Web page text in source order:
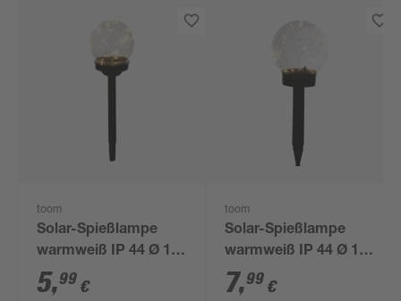
toom
Solar-Spießlampe
warmweiß IP 44 Ø 10
x 39 cm
5,99 €
toom
Solar-Spießlampe
warmweiß IP 44 Ø 15
x 44 cm
7,99 €